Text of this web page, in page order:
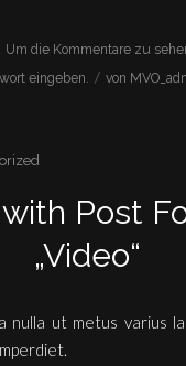
Um die Kommentare zu
eingeben. / von
Post
„Video“
nulla ut metus varius